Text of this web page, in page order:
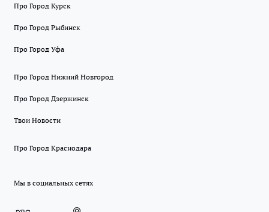
Про Город Курск
Про Город Рыбинск
Про Город Уфа
Про Город Нижний Новгород
Про Город Дзержинск
Твои Новости
Про Город Краснодара
Мы в социальных сетях